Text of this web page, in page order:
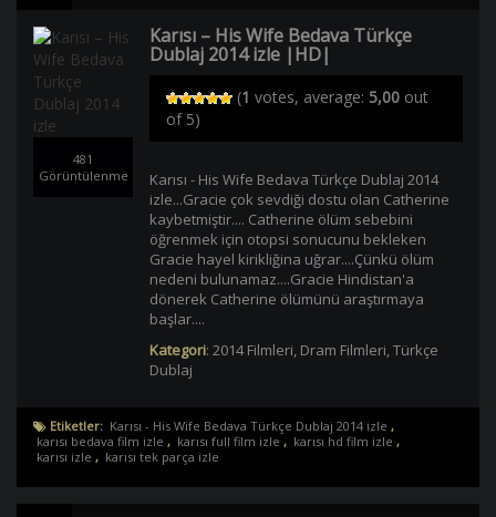
481
Görüntülenme
Karısı – His Wife Bedava Türkçe
Dublaj 2014 izle |HD|
(1 votes, average: 5,00out
of 5)
Karısı - His Wife Bedava Türkçe Dublaj 2014
izle...Gracie çok sevdiği dostu olan Catherine
kaybetmiştir.... Catherine ölüm sebebini
öğrenmek için otopsi sonucunu bekleken
Gracie hayel kirikliğina uğrar....Çünkü ölüm
nedeni bulunamaz....Gracie Hindistan'a
dönerek Catherine ölümünü araştırmaya
başlar....
Kategori: 2014 Filmleri, Dram Filmleri,Türkçe
Dublaj
Etiketler: Karısı - His Wife Bedava Türkçe Dublaj 2014 izle ,
karısı bedava film izle , karısı full film izle , karısı hd film izle ,
karısı izle , karısı tek parça izle